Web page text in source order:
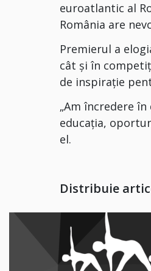
euroatlantic al
România are
Premierul a
cât și în
de inspirație
„Am încredere
educația,
el.
Distribuie